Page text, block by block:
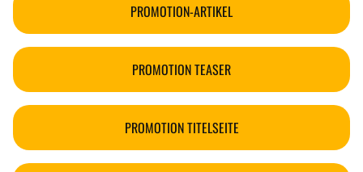
PROMOTION-ARTIKEL
PROMOTION TEASER
PROMOTION TITELSEITE